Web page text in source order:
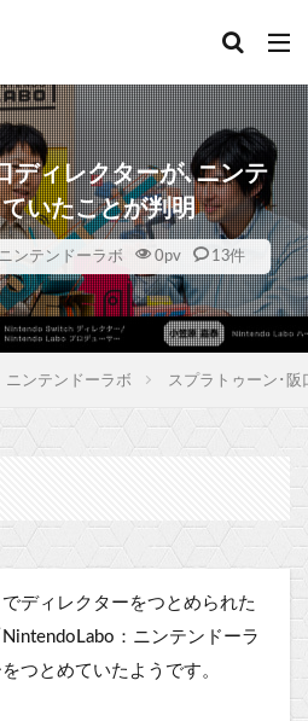
ディレクターが､ニンテ
いたことが判明
ニンテンドーラボ 0pv 13件
ニンテンドーラボ スプラトゥーン･
ディレクターをつとめられた
：ニンテンドーラ
つとめていたようです。